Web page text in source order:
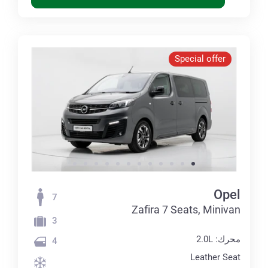
Special offer
Opel
Zafira 7 Seats, Minivan
محرك: 2.0L
Leather Seat
7
3
4